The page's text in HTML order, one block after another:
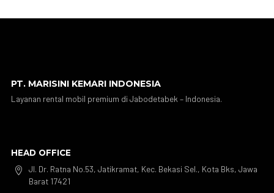
PT. MARISINI KEMARI INDONESIA
Layanan rental mobil premium di Jabodetabek – Indonesia.
HEAD OFFICE

Jl. Dr. Ratna No.53, Jatikramat, Kec. Bekasi Sel., Kota Bks, Jawa
Barat 17421